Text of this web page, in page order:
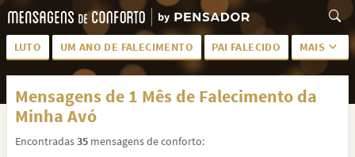
LUTO UM ANO DE FALECIMENTO PAI FALECIDO MAIS
LUTO PARA AMIGA PALAVRAS
SAUDADES DA MÃE
PÊSAMES PARA AMIGA
Mensagens de 1 Mês de Falecimento da
Minha Avó
Encontradas35 mensagens de conforto: